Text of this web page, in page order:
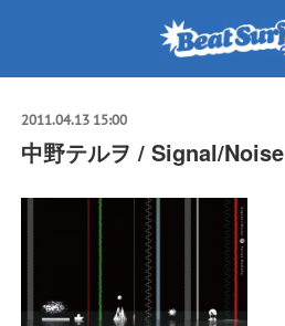
2011.04.13 15:00
中野テルヲ / Signal/Noise